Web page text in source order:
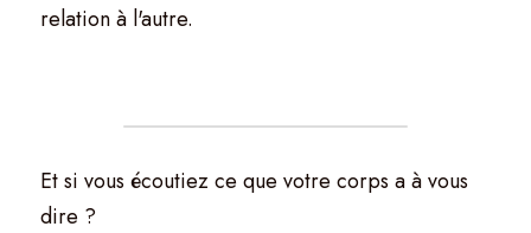
relation à l'autre.
Et si vous écoutiez ce que votre corps a à vous
dire ?